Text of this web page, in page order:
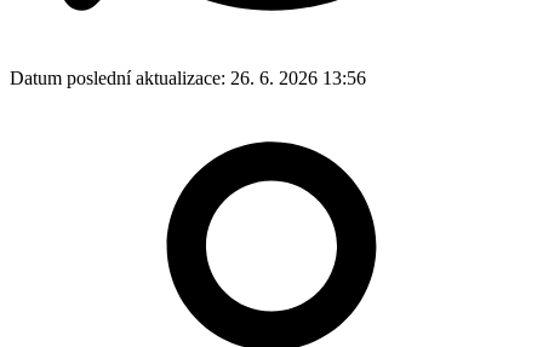
Datum poslední aktualizace: 26. 6. 2026 13:56